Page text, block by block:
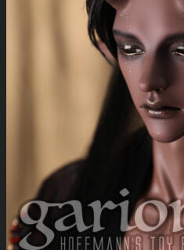
한국어 ￦ WON
お買い物カゴに商
お買い物カゴ
お買い物カゴに商品があ